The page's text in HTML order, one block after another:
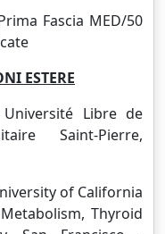
Fascia MED/50
ESTERE
Université Libre de
Saint-Pierre,
of California
Thyroid